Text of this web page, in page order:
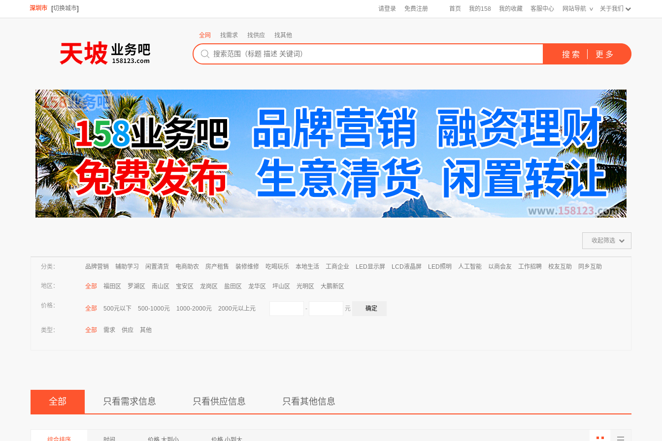
深圳市 [切换城市] 首页 我的158 我的收藏 客服中心 网站导航 关于我们
请登录 免费注册
全网 找需求 找供应 找其他
收起筛选
分类： 品牌营销 辅助学习 闲置清货 电商助农 房产租售 装修维修 吃喝玩乐 本地生活 工商企业 LED显示屏 LCD液晶屏 LED照明 人工智能 以商会友 工作招聘 校友互助 同乡互助
地区： 全部 福田区 罗湖区 南山区 宝安区 龙岗区 盐田区 龙华区 坪山区 光明区 大鹏新区
价格： 全部 500元以下 500-1000元 1000-2000元 2000元以上元 - 元
类型： 全部 需求 供应 其他
全部 只看需求信息 只看供应信息 只看其他信息